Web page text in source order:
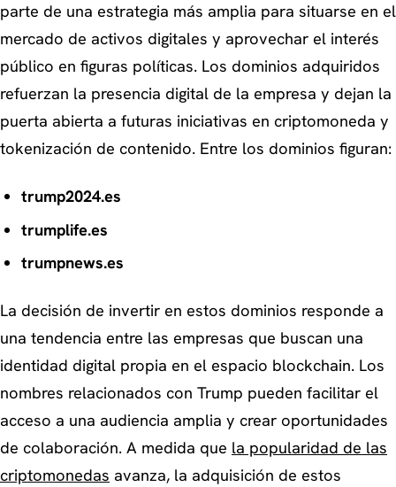
parte de una estrategia más amplia para situarse en el
mercado de activos digitales y aprovechar el interés
público en figuras políticas. Los dominios adquiridos
refuerzan la presencia digital de la empresa y dejan la
puerta abierta a futuras iniciativas en criptomoneda y
tokenización de contenido. Entre los dominios figuran:
trump2024.es
trumplife.es
trumpnews.es
La decisión de invertir en estos dominios responde a
una tendencia entre las empresas que buscan una
identidad digital propia en el espacio blockchain. Los
nombres relacionados con Trump pueden facilitar el
acceso a una audiencia amplia y crear oportunidades
de colaboración. A medida que la popularidad de las
criptomonedas avanza, la adquisición de estos